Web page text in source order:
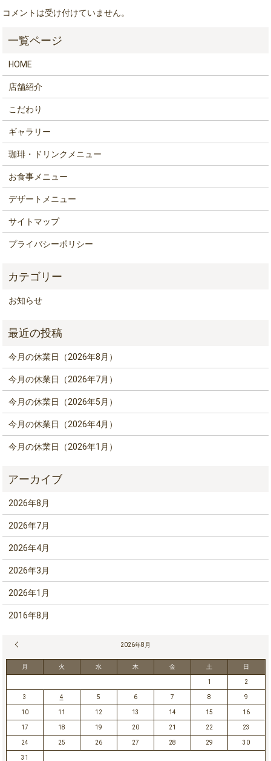
コメントは受け付けていません。
HOME
店舗紹介
こだわり
ギャラリー
珈琲・ドリンクメニュー
お食事メニュー
デザートメニュー
サイトマップ
プライバシーポリシー
お知らせ
今月の休業日（2026年8月）
今月の休業日（2026年7月）
今月の休業日（2026年5月）
今月の休業日（2026年4月）
今月の休業日（2026年1月）
2026年8月
2026年7月
2026年4月
2026年3月
2026年1月
2016年8月
2026年8月
月 火 水 木 金 土 日
1 2
3 4 5 6 7 8 9
10 11 12 13 14 15 16
17 18 19 20 21 22 23
24 25 26 27 28 29 30
31